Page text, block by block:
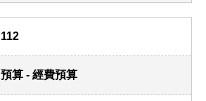
112
預算 - 經費預算